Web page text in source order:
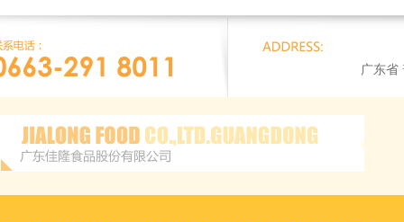
广东省